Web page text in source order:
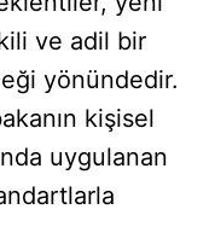
ve adil bir
yönündedir.
kişisel
uygulanan